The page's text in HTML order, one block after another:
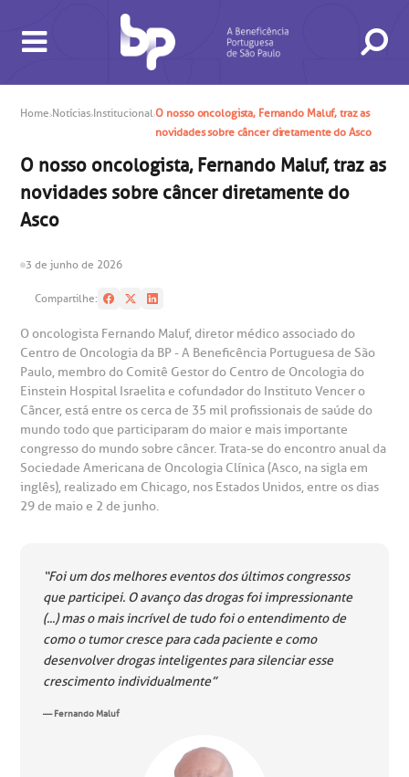
CONSULTAS E EXAMES
de consultas e exames
in antecipado
de exames
de Exames
SAC
A BP conta com você para melhorar sempre a qualidade do
atendimento e dos serviços prestados.
A Ouvidoria e SAC são canais para você, cliente da BP, tirar
suas dúvidas, registrar suas reclamações ou fazer elogios
relacionados ao nosso atendimento e aos nossos serviços.
Horário de atendimento: 2ª a 6ª feira das 7h às 18h
(11) 3505-1000
ouvidoria@bp.org.br
Fale Conosco
CONHEÇA AS UNIDADES
Hospital BP
Saiba mais
Rua Maestro Cardim, 769
CEP: 01323-001 | Bela Vista
São Paulo - SP
e Pesquisa
do médico
de conduta
Financeiras
corporativa
social
Telemedicina BP
de atendimento
de Infarto SUS
de Visita
de cópia de prontuário médico
de orçamento particular
de veracidade de atestado
de Oncologia e Hematologia
de Excelência em Neurologia e
especialidades
Home NotíciasInstitucionalO nosso oncologista, Fernando Maluf, traz as
novidades sobre câncer diretamente do Asco
O nosso oncologista, Fernando Maluf, traz as
novidades sobre câncer diretamente do
Asco
3 de junho de 2026
Compartilhe:
O oncologista Fernando Maluf, diretor médico associado do
Centro de Oncologia da BP - A Beneficência Portuguesa de São
Paulo, membro do Comitê Gestor do Centro de Oncologia do
Einstein Hospital Israelita e cofundador do Instituto Vencer o
Câncer, está entre os cerca de 35 mil profissionais de saúde do
mundo todo que participaram do maior e mais importante
congresso do mundo sobre câncer. Trata-se do encontro anual da
Sociedade Americana de Oncologia Clínica (Asco, na sigla em
inglês), realizado em Chicago, nos Estados Unidos, entre os dias
29 de maio e 2 de junho.
“Foi um dos melhores eventos dos últimos congressos
que participei. O avanço das drogas foi impressionante
(...) mas o mais incrível de tudo foi o entendimento de
como o tumor cresce para cada paciente e como
desenvolver drogas inteligentes para silenciar esse
crescimento individualmente”
— Fernando Maluf